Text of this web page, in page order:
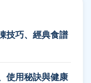
技巧、經典食譜
使用秘訣與健康